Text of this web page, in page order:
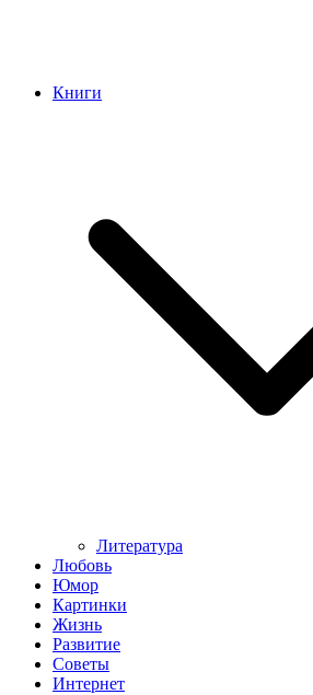
Книги
Литература
Любовь
Юмор
Картинки
Жизнь
Развитие
Советы
Интернет